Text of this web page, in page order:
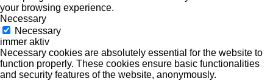
your browsing experience.
Necessary
Necessary
immer aktiv
Necessary cookies are absolutely essential for the website to
function properly. These cookies ensure basic functionalities
and security features of the website, anonymously.